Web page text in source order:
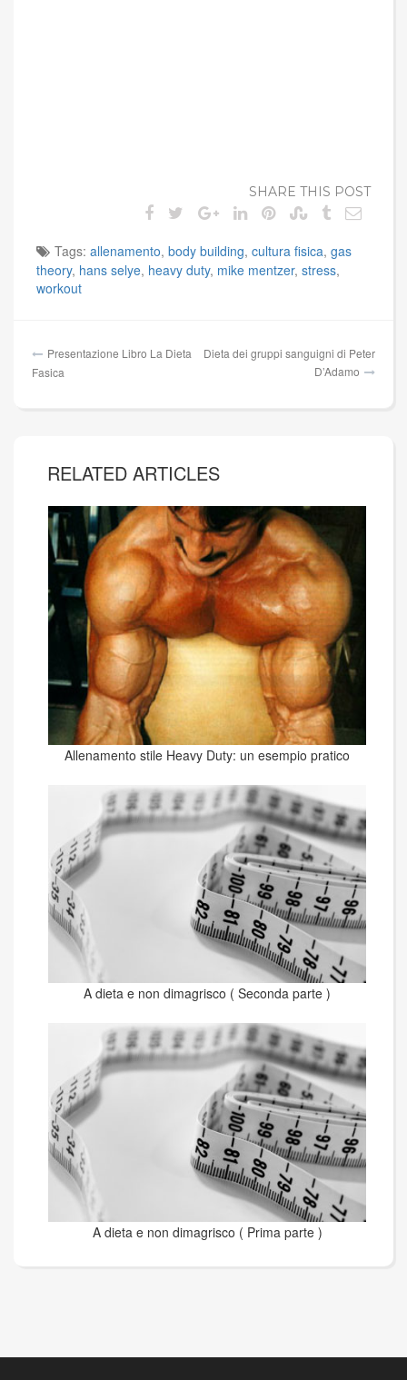
SHARE THIS POST
Tags: allenamento, body building, cultura fisica, gas
theory, hans selye, heavy duty, mike mentzer, stress,
workout
Navigazione
articoli
Presentazione Libro La Dieta
Fasica
Dieta dei gruppi sanguigni di Peter
D’Adamo
RELATED ARTICLES
Allenamento stile Heavy Duty: un esempio pratico
A dieta e non dimagrisco ( Seconda parte )
A dieta e non dimagrisco ( Prima parte )